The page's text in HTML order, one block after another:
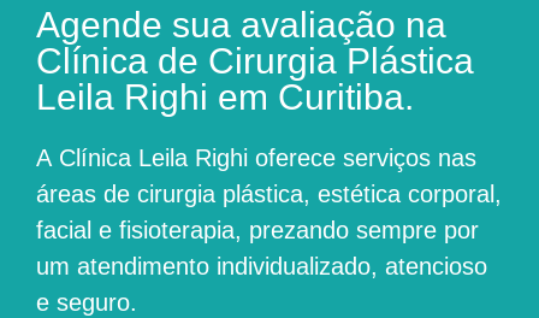
Agende sua avaliação na
Clínica de Cirurgia Plástica
Leila Righi em Curitiba.
A Clínica Leila Righi oferece serviços nas
áreas de cirurgia plástica, estética corporal,
facial e fisioterapia, prezando sempre por
um atendimento individualizado, atencioso
e seguro.